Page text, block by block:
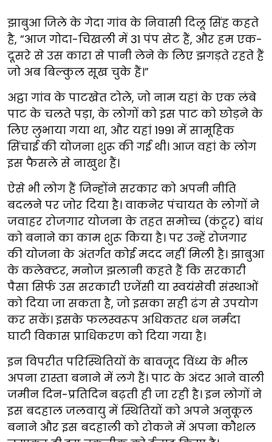
झाबुआ जिले के गेदा गांव के निवासी दिलू सिंह कहते
है, “आज गोदा-चिखली में 31 पंप सेट हैं, और हम एक-
दूसरे से उस कारा से पानी लेने के लिए झगड़ते रहते हैं
जो अब बिल्कुल सूख चुके हैं।”
अट्ठा गांव के पाटखेत टोले, जो नाम यहां के एक लंबे
पाट के चलते पड़ा, के लोगों को इस पाट को छोड़ने के
लिए लुभाया गया था, और यहां 1991 में सामूहिक
सिंचाई की योजना शुरू की गई थी। आज वहां के लोग
इस फैसले से नाखुश हैं।
ऐसे भी लोग हैं जिन्होंने सरकार को अपनी नीति
बदलने पर जोर दिया है। वाकनेर पंचायत के लोगों ने
जवाहर रोजगार योजना के तहत समोच्च (कंटूर) बांध
को बनाने का काम शुरू किया है। पर उन्हें रोजगार
की योजना के अंतर्गत कोई मदद नहीं मिली है। झाबुआ
के कलेक्टर, मनोज झलानी कहते हैं कि सरकारी
पैसा सिर्फ उस सरकारी एजेंसी या स्वयंसेवी संस्थाओं
को दिया जा सकता है, जो इसका सही ढंग से उपयोग
कर सकें। इसके फलस्वरूप अधिकतर धन नर्मदा
घाटी विकास प्राधिकरण को दिया गया है।
इन विपरीत परिस्थितियों के बावजूद विंध्य के भील
अपना रास्ता बनाने में लगे हैं। पाट के अंदर आने वाली
जमीन दिन-प्रतिदिन बढ़ती ही जा रही है। इन लोगों ने
इस बदहाल जलवायु में स्थितियों को अपने अनुकूल
बनाने और इस बदहाली को रोकने में अपना कौशल